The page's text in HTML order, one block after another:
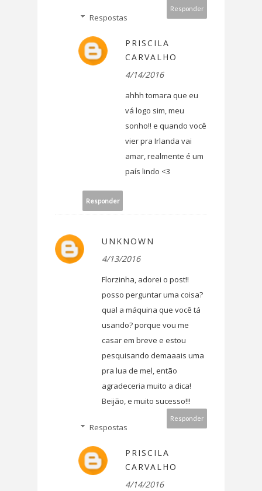
Responder
Respostas
PRISCILA
CARVALHO
4/14/2016
ahhh tomara que eu
vá logo sim, meu
sonho!! e quando você
vier pra Irlanda vai
amar, realmente é um
país lindo <3
Responder
UNKNOWN
4/13/2016
Florzinha, adorei o post!!
posso perguntar uma coisa?
qual a máquina que você tá
usando? porque vou me
casar em breve e estou
pesquisando demaaais uma
pra lua de mel, então
agradeceria muito a dica!
Beijão, e muito sucesso!!!
Responder
Respostas
PRISCILA
CARVALHO
4/14/2016